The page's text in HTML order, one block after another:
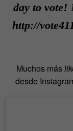
day to vote!
http://
Muchos más
desde